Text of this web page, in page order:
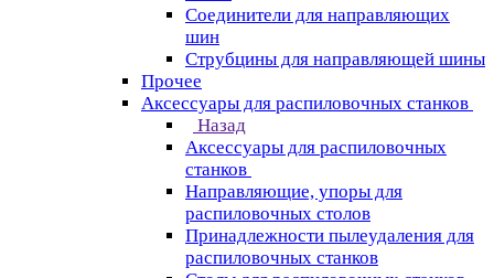
Соединители для направляющих
шин
Струбцины для направляющей шины
Прочее
Аксессуары для распиловочных станков
Назад
Аксессуары для распиловочных
станков
Направляющие, упоры для
распиловочных столов
Принадлежности пылеудаления для
распиловочных станков